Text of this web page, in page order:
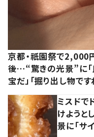
京都・祇園祭で2,000
後…“驚きの光景”に「
宝だ」「掘り出し物です
ミスドで
けよう
景に「サ